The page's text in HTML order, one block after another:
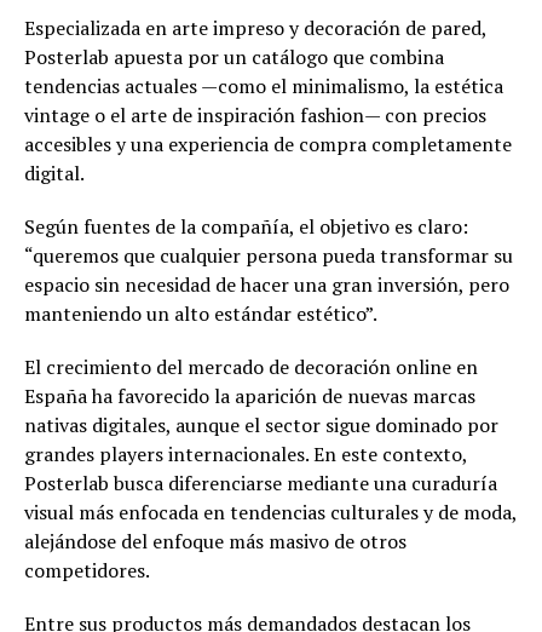
Especializada en arte impreso y decoración de pared,
Posterlab apuesta por un catálogo que combina
tendencias actuales —como el minimalismo, la estética
vintage o el arte de inspiración fashion— con precios
accesibles y una experiencia de compra completamente
digital.
Según fuentes de la compañía, el objetivo es claro:
“queremos que cualquier persona pueda transformar su
espacio sin necesidad de hacer una gran inversión, pero
manteniendo un alto estándar estético”.
El crecimiento del mercado de decoración online en
España ha favorecido la aparición de nuevas marcas
nativas digitales, aunque el sector sigue dominado por
grandes players internacionales. En este contexto,
Posterlab busca diferenciarse mediante una curaduría
visual más enfocada en tendencias culturales y de moda,
alejándose del enfoque más masivo de otros
competidores.
Entre sus productos más demandados destacan los